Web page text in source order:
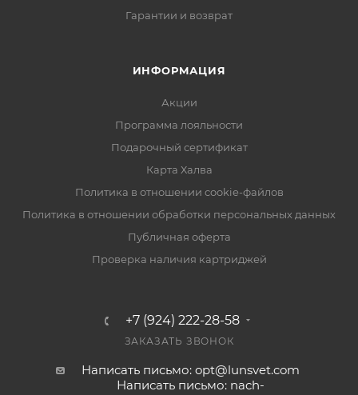
Гарантии и возврат
ИНФОРМАЦИЯ
Акции
Программа лояльности
Подарочный сертификат
Карта Халва
Политика в отношении cookie-файлов
Политика в отношении обработки персональных данных
Публичная оферта
Проверка наличия картриджей
+7 (924) 222-28-58
ЗАКАЗАТЬ ЗВОНОК
Написать письмо: opt@lunsvet.com
Написать письмо: nach-